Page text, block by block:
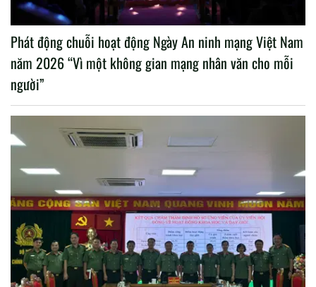
Phát động chuỗi hoạt động Ngày An ninh mạng Việt Nam
năm 2026 “Vì một không gian mạng nhân văn cho mỗi
người”